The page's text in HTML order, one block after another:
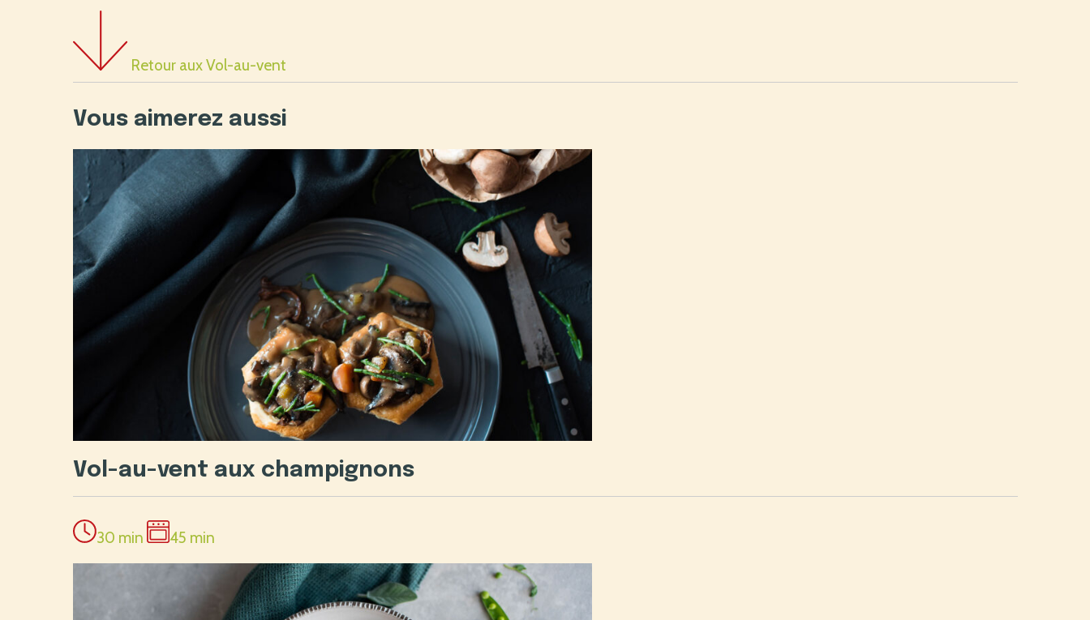
Retour aux Vol-au-vent
Vous aimerez aussi
Vol-au-vent aux champignons
30 min 45 min